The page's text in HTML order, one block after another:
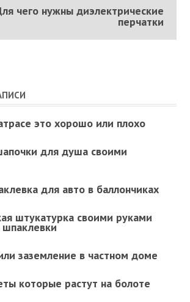
чего нужны диэлектрические
перчатки
это хорошо или плохо
для душа своими
для авто в баллончиках
штукатурка своими руками
заземление в частном доме
которые растут на болоте